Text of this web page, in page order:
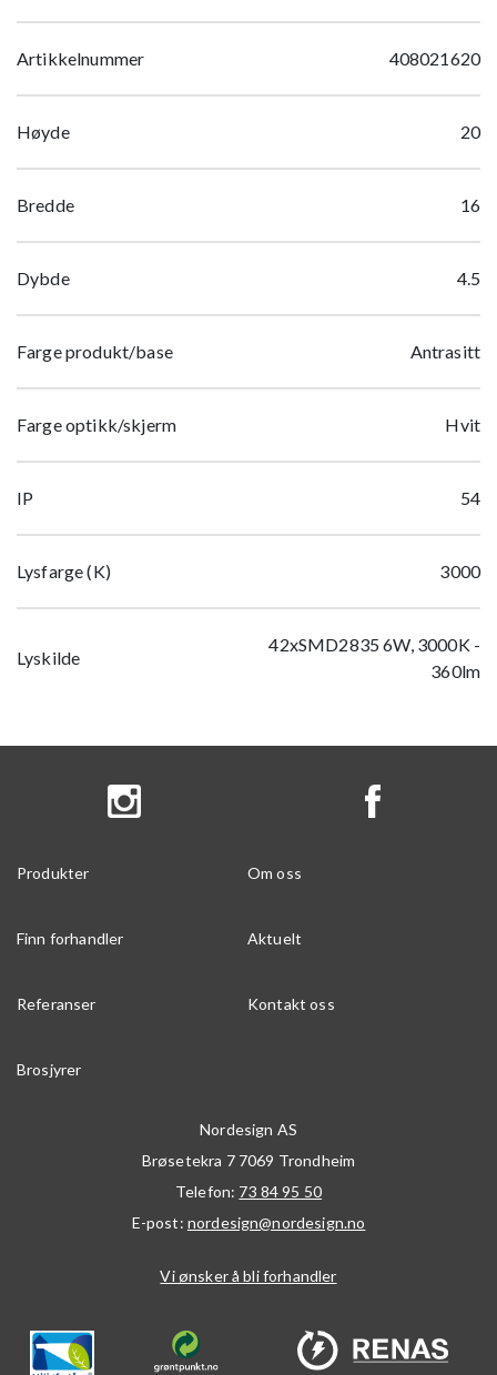
Artikkelnummer 408021620
Høyde 20
Bredde 16
Dybde 4.5
Farge produkt/base Antrasitt
Farge optikk/skjerm Hvit
IP 54
Lysfarge (K) 3000
Lyskilde
42xSMD2835 6W, 3000K -
360lm
Produkter Om oss
Finn forhandler Aktuelt
Referanser Kontakt oss
Brosjyrer
Nordesign AS
Brøsetekra 7 7069 Trondheim
Telefon: 73 84 95 50
E-post: nordesign@nordesign.no
Vi ønsker å bli forhandler